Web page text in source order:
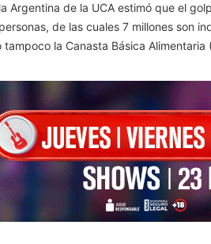
Argentina de la UCA estimó que el
de las cuales 7 millones son
la Canasta Básica